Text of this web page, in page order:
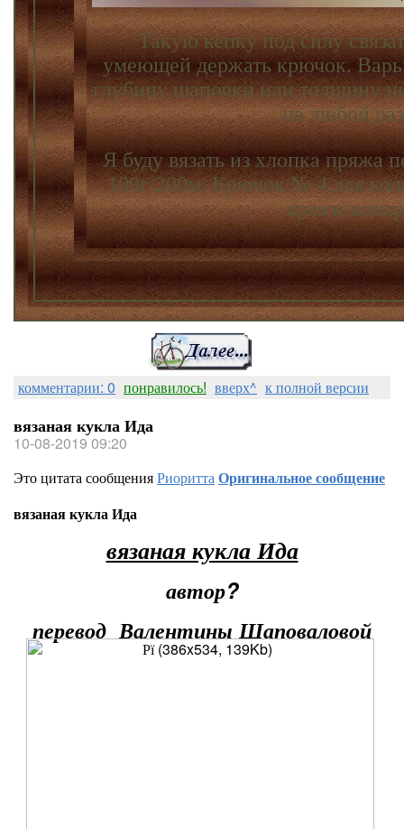
Такую кепку под силу
умеющей держать крючок.
глубину шапочки или толщину
на любой
Я буду вязать из хлопка пряжа
100г/200м. Крючок № 4 для
края и
комментарии: 0 понравилось! вверх^ к полной версии
вязаная кукла Ида
10-08-2019 09:20
Это цитата сообщенияРиориттаОригинальное сообщение
вязаная кукла Ида
вязаная кукла Ида
автор?
перевод Валентины Шаповаловой